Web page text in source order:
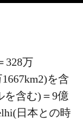
328万
を含
を含む)＝9億
日本との時